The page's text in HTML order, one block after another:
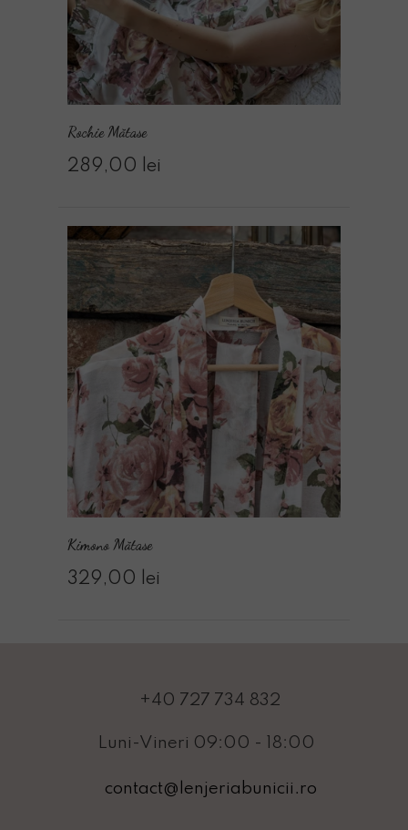
Rochie Mătase
289,00 lei
Kimono Mătase
329,00 lei
+40 727 734 832
Luni-Vineri 09:00 - 18:00
contact@lenjeriabunicii.ro